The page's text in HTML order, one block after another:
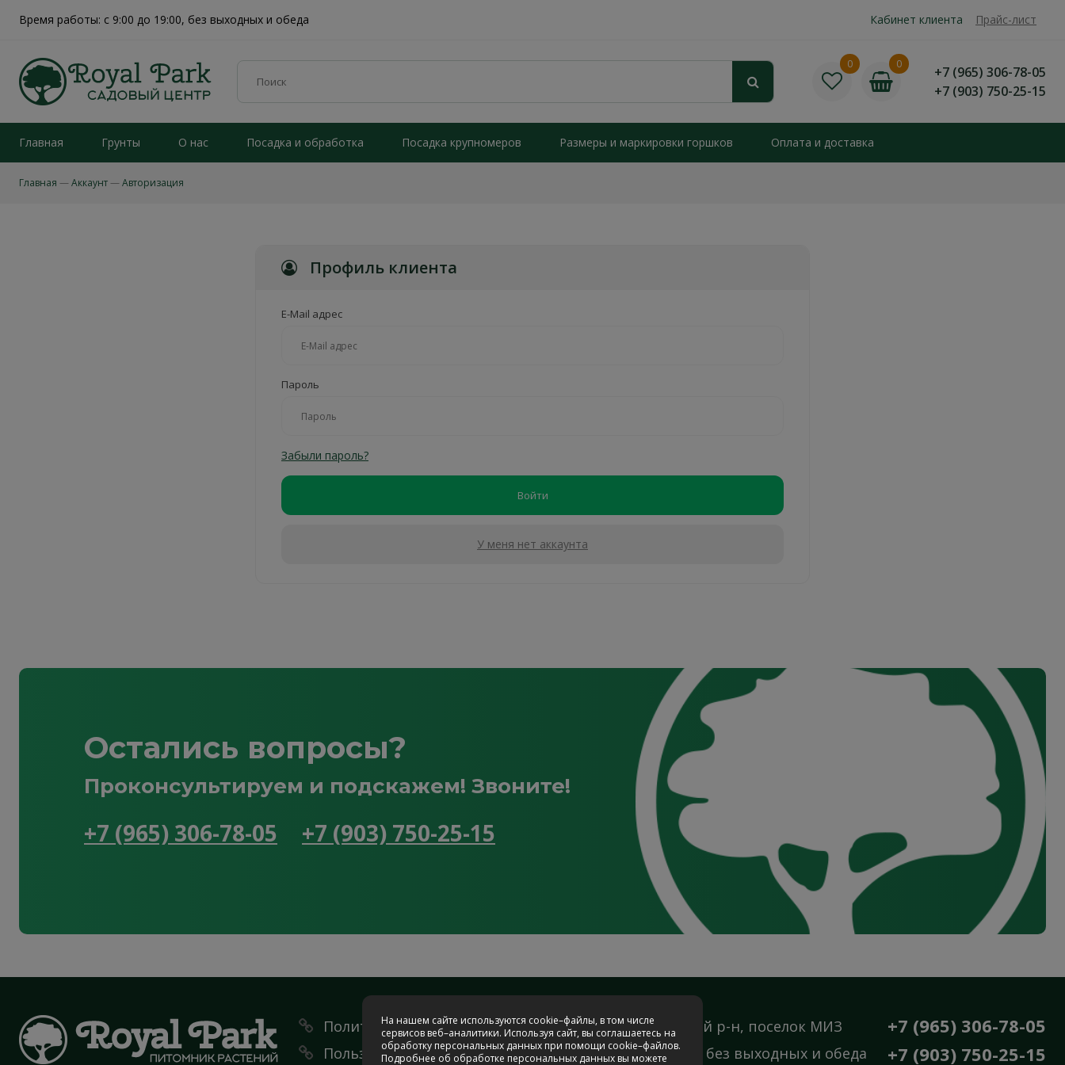
Время работы: с 9:00 до 19:00, без выходных и обеда Кабинет клиента Прайс-лист
0 0
+7 (965) 306-78-05
+7 (903) 750-25-15
Главная Грунты О нас Посадка и обработка Посадка крупномеров Размеры и маркировки горшков Оплата и доставка
Главная Аккаунт Авторизация
Профиль клиента
E-Mail адрес
Пароль
Забыли пароль?
У меня нет аккаунта
Остались вопросы?
Проконсультируем и подскажем! Звоните!
+7 (965) 306-78-05 +7 (903) 750-25-15
Политика конфиденциальности
Пользовательское соглашение
МО, Можайский р-н, поселок МИЗ
с 9:00 до 19:00, без выходных и обеда
+7 (965) 306-78-05
+7 (903) 750-25-15
На нашем сайте используются cookie–файлы, в том числе
сервисов веб–аналитики. Используя сайт, вы соглашаетесь на
обработку персональных данных при помощи cookie–файлов.
Подробнее об обработке персональных данных вы можете